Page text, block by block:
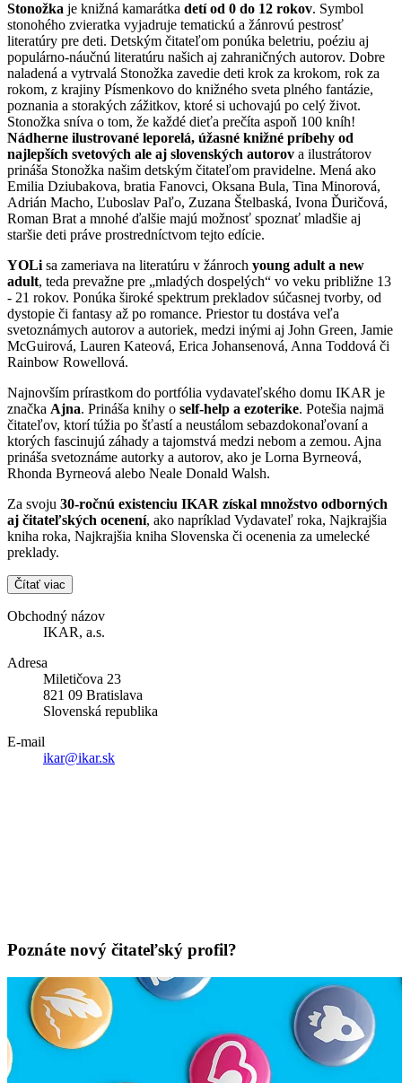
Stonožka je knižná kamarátka detí od 0 do 12 rokov. Symbol
stonohého zvieratka vyjadruje tematickú a žánrovú pestrosť
literatúry pre deti. Detským čitateľom ponúka beletriu, poéziu aj
populárno-náučnú literatúru našich aj zahraničných autorov. Dobre
naladená a vytrvalá Stonožka zavedie deti krok za krokom, rok za
rokom, z krajiny Písmenkovo do knižného sveta plného fantázie,
poznania a storakých zážitkov, ktoré si uchovajú po celý život.
Stonožka sníva o tom, že každé dieťa prečíta aspoň 100 kníh!
Nádherne ilustrované leporelá, úžasné knižné príbehy od
najlepších svetových ale aj slovenských autorov a ilustrátorov
prináša Stonožka našim detským čitateľom pravidelne. Mená ako
Emilia Dziubakova, bratia Fanovci, Oksana Bula, Tina Minorová,
Adrián Macho, Ľuboslav Paľo, Zuzana Štelbaská, Ivona Ďuričová,
Roman Brat a mnohé ďalšie majú možnosť spoznať mladšie aj
staršie deti práve prostredníctvom tejto edície.
YOLi sa zameriava na literatúru v žánroch young adult a new
adult, teda prevažne pre „mladých dospelých“ vo veku približne 13
- 21 rokov. Ponúka široké spektrum prekladov súčasnej tvorby, od
dystopie či fantasy až po romance. Priestor tu dostáva veľa
svetoznámych autorov a autoriek, medzi inými aj John Green, Jamie
McGuirová, Lauren Kateová, Erica Johansenová, Anna Toddová či
Rainbow Rowellová.
Najnovším prírastkom do portfólia vydavateľského domu IKAR je
značka Ajna. Prináša knihy o self-help a ezoterike. Potešia najmä
čitateľov, ktorí túžia po šťastí a neustálom sebazdokonaľovaní a
ktorých fascinujú záhady a tajomstvá medzi nebom a zemou. Ajna
prináša svetoznáme autorky a autorov, ako je Lorna Byrneová,
Rhonda Byrneová alebo Neale Donald Walsh.
Za svoju 30-ročnú existenciu IKAR získal množstvo odborných
aj čitateľských ocenení, ako napríklad Vydavateľ roka, Najkrajšia
kniha roka, Najkrajšia kniha Slovenska či ocenenia za umelecké
preklady.
Čítať viac
Obchodný názov
IKAR, a.s.
Adresa
Miletičova 23
821 09 Bratislava
Slovenská republika
E-mail
ikar@ikar.sk
Poznáte nový čitateľský profil?